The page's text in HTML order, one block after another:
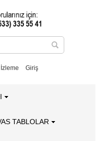
Giriş
TABLOLAR